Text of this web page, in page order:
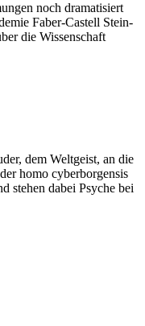
noch dramatisiert
Faber-Castell Stein-
die Wissenschaft
dem Weltgeist, an die
homo cyberborgensis
stehen dabei Psyche bei